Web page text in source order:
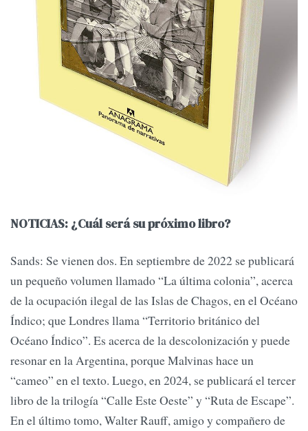
NOTICIAS: ¿Cuál será su próximo libro?
Sands: Se vienen dos. En septiembre de 2022 se publicará
un pequeño volumen llamado “La última colonia”, acerca
de la ocupación ilegal de las Islas de Chagos, en el Océano
Índico; que Londres llama “Territorio británico del
Océano Índico”. Es acerca de la descolonización y puede
resonar en la Argentina, porque Malvinas hace un
“cameo” en el texto. Luego, en 2024, se publicará el tercer
libro de la trilogía “Calle Este Oeste” y “Ruta de Escape”.
En el último tomo, Walter Rauff, amigo y compañero de